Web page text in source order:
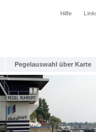
Hilfe
Pegelauswahl über Karte